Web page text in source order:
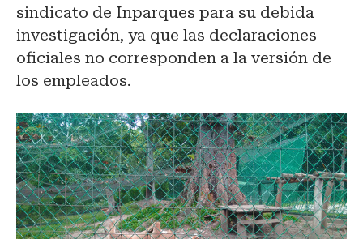
sindicato de Inparques para su debida
investigación, ya que las declaraciones
oficiales no corresponden a la versión de
los empleados.